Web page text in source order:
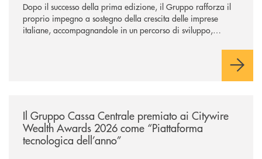
Dopo il successo della prima edizione, il Gruppo rafforza il
proprio impegno a sostegno della crescita delle imprese
italiane, accompagnandole in un percorso di sviluppo,
Il Gruppo Cassa Centrale premiato ai Citywire
Wealth Awards 2026 come “Piattaforma
tecnologica dell’anno”